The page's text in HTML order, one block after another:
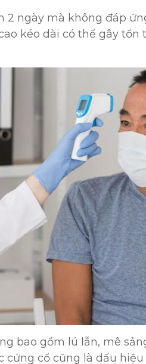
2 ngày mà không đáp
kéo dài có thể gây tổn
bao gồm lú lẫn, mê
cứng cổ cũng là dấu